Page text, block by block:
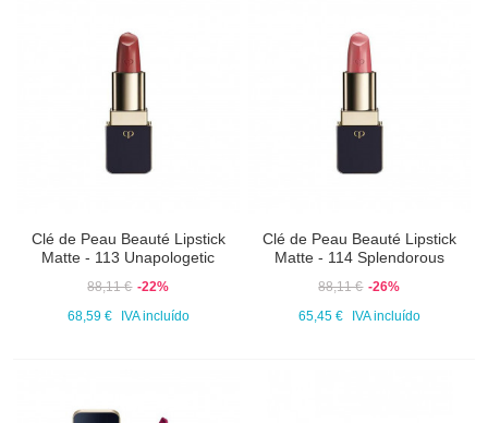
Clé de Peau Beauté Lipstick
Matte - 113 Unapologetic
88,11 € -22%
68,59 €
IVA incluído
Clé de Peau Beauté Lipstick
Matte - 114 Splendorous
88,11 € -26%
65,45 €
IVA incluído